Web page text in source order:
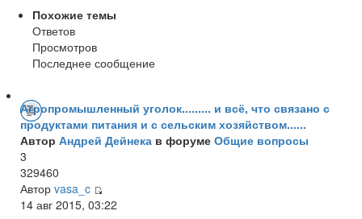
Похожие темы
Ответов
Просмотров
Последнее сообщение
Агропромышленный уголок......... и всё, что связано с
продуктами питания и с сельским хозяйством......
Автор Андрей Дейнека в форуме Общие вопросы
3
329460
Автор vasa_c
14 авг 2015, 03:22